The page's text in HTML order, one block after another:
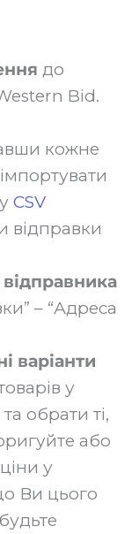
до
Bid.
кожне
CSV
відправки
– “Адреса
варіанти
у
обрати ті,
або
у
Ви цього